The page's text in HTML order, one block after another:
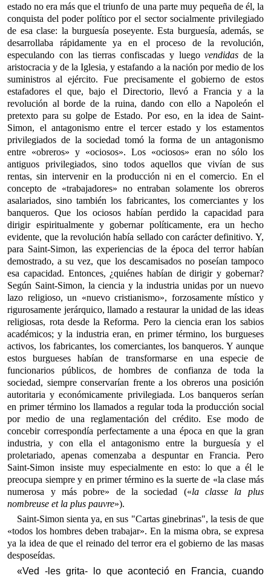
estado no era más que el triunfo de una parte muy pequeña de él, la
conquista del poder político por el sector socialmente privilegiado
de esa clase: la burguesía poseyente. Esta burguesía, además, se
desarrollaba rápidamente ya en el proceso de la revolución,
especulando con las tierras confiscadas y luegovendidas de la
aristocracia y de la Iglesia, y estafando a la nación por medio de los
suministros al ejército. Fue precisamente el gobierno de estos
estafadores el que, bajo el Directorio, llevó a Francia y a la
revolución al borde de la ruina, dando con ello a Napoleón el
pretexto para su golpe de Estado. Por eso, en la idea de Saint-
Simon, el antagonismo entre el tercer estado y los estamentos
privilegiados de la sociedad tomó la forma de un antagonismo
entre «obreros» y «ociosos». Los «ociosos» eran no sólo los
antiguos privilegiados, sino todos aquellos que vivían de sus
rentas, sin intervenir en la producción ni en el comercio. En el
concepto de «trabajadores» no entraban solamente los obreros
asalariados, sino también los fabricantes, los comerciantes y los
banqueros. Que los ociosos habían perdido la capacidad para
dirigir espiritualmente y gobernar políticamente, era un hecho
evidente, que la revolución había sellado con carácter definitivo. Y,
para Saint-Simon, las experiencias de la época del terror habían
demostrado, a su vez, que los descamisados no poseían tampoco
esa capacidad. Entonces, ¿quiénes habían de dirigir y gobernar?
Según Saint-Simon, la ciencia y la industria unidas por un nuevo
lazo religioso, un «nuevo cristianismo», forzosamente místico y
rigurosamente jerárquico, llamado a restaurar la unidad de las ideas
religiosas, rota desde la Reforma. Pero la ciencia eran los sabios
académicos; y la industria eran, en primer término, los burgueses
activos, los fabricantes, los comerciantes, los banqueros. Y aunque
estos burgueses habían de transformarse en una especie de
funcionarios públicos, de hombres de confianza de toda la
sociedad, siempre conservarían frente a los obreros una posición
autoritaria y económicamente privilegiada. Los banqueros serían
en primer término los llamados a regular toda la producción social
por medio de una reglamentación del crédito. Ese modo de
concebir correspondía perfectamente a una época en que la gran
industria, y con ella el antagonismo entre la burguesía y el
proletariado, apenas comenzaba a despuntar en Francia. Pero
Saint-Simon insiste muy especialmente en esto: lo que a él le
preocupa siempre y en primer término es la suerte de «la clase más
numerosa y más pobre» de la sociedad («la classe la plus
nombreuse et la plus pauvre»).
Saint-Simon sienta ya, en sus "Cartas ginebrinas", la tesis de que
«todos los hombres deben trabajar». En la misma obra, se expresa
ya la idea de que el reinado del terror era el gobierno de las masas
desposeídas.
«Ved -les grita- lo que aconteció en Francia, cuando